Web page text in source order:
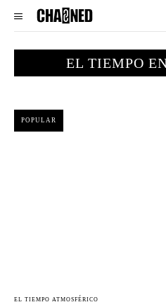
EL TIEMPO
POPULAR
EL TIEMPO ATMOSFÉRICO